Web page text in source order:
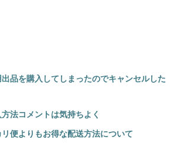
出品を購入してしまったのでキャンセルした
法コメントは気持ちよく
便よりもお得な配送方法について